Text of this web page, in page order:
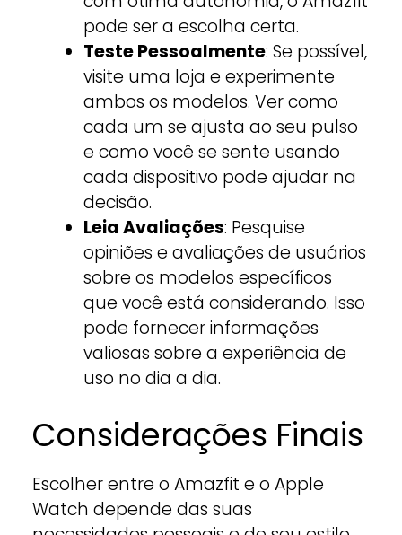
pode ser a escolha certa.
Teste Pessoalmente: Se possível,
visite uma loja e experimente
ambos os modelos. Ver como
cada um se ajusta ao seu pulso
e como você se sente usando
cada dispositivo pode ajudar na
decisão.
Leia Avaliações: Pesquise
opiniões e avaliações de usuários
sobre os modelos específicos
que você está considerando. Isso
pode fornecer informações
valiosas sobre a experiência de
uso no dia a dia.
Considerações Finais
Escolher entre o Amazfit e o Apple
Watch depende das suas